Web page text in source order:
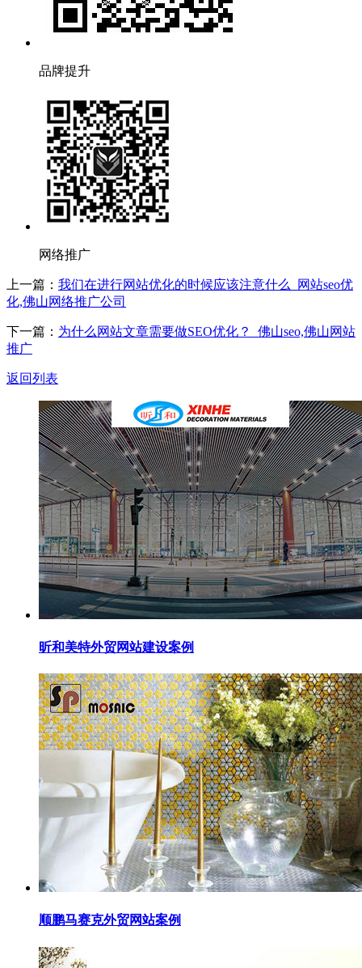
品牌提升
网络推广
上一篇： 我们在进行网站优化的时候应该注意什么_网站seo优
化,佛山网络推广公司
下一篇： 为什么网站文章需要做SEO优化？_佛山seo,佛山网站
推广
返回列表
昕和美特外贸网站建设案例
顺鹏马赛克外贸网站案例